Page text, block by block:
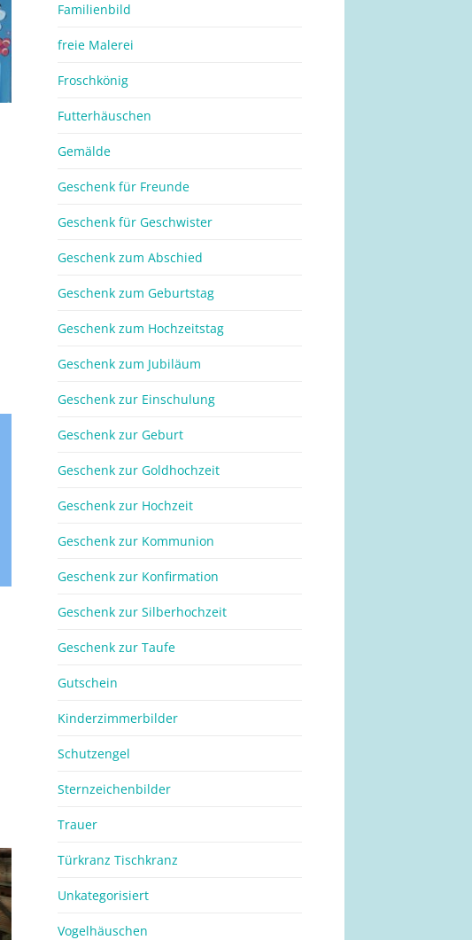
Familienbild
freie Malerei
Froschkönig
Futterhäuschen
Gemälde
Geschenk für Freunde
Geschenk für Geschwister
Geschenk zum Abschied
Geschenk zum Geburtstag
Geschenk zum Hochzeitstag
Geschenk zum Jubiläum
Geschenk zur Einschulung
Geschenk zur Geburt
Geschenk zur Goldhochzeit
Geschenk zur Hochzeit
Geschenk zur Kommunion
Geschenk zur Konfirmation
Geschenk zur Silberhochzeit
Geschenk zur Taufe
Gutschein
Kinderzimmerbilder
Schutzengel
Sternzeichenbilder
Trauer
Türkranz Tischkranz
Unkategorisiert
Vogelhäuschen